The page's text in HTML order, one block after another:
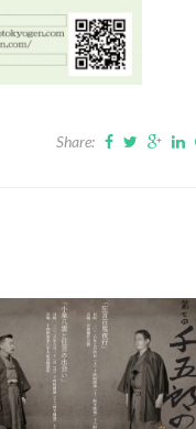
Share: